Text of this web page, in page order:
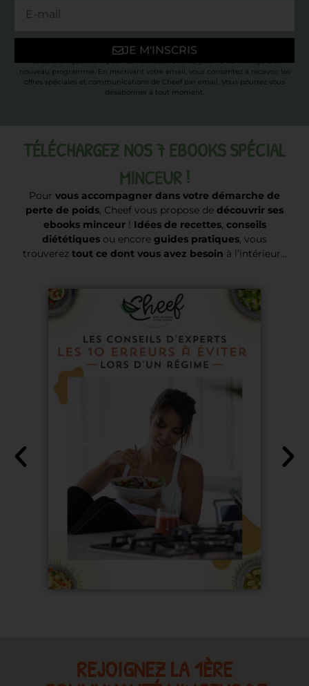
JE M'INSCRIS
* Valable uniquement pour les nouveaux clients, pour le démarrage d’un
nouveau programme. En inscrivant votre email, vous consentez à recevoir les
offres spéciales et communications de Cheef par email. Vous pourrez vous
désabonner à tout moment.
TÉLÉCHARGEZ NOS 7 EBOOKS SPÉCIAL
MINCEUR !
Pour vous accompagner dans votre démarche de
perte de poids, Cheef vous propose de découvrir ses
ebooks minceur! Idées de recettes, conseils
diététiques ou encore guides pratiques, vous
trouverez tout ce dont vous avez besoin à l’intérieur…
REJOIGNEZ LA 1ÈRE